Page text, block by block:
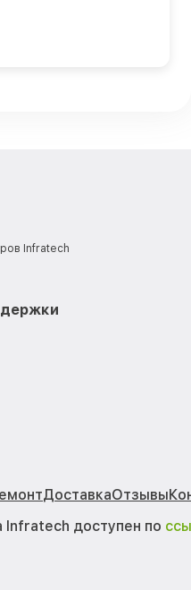
Infratech
ДоставкаОтзывы
доступен по